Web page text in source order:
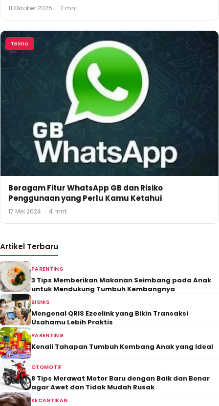
11 Oktober 2025 · 2 mnt
Tekno
Beragam Fitur WhatsApp GB dan Risiko
Penggunaan yang Perlu Kamu Ketahui
17 Mei 2024 · 4 mnt
Artikel Terbaru
PARENTING
3 Tips Memberikan Makanan Seimbang pada Anak
untuk Mendukung Tumbuh Kembangnya
BISNIS
Mengenal QRIS Ezeelink yang Bikin Transaksi
Usahamu Lebih Praktis
PARENTING
Kenali Tahapan Tumbuh Kembang Anak yang Ideal
OTOMOTIF
8 Tips Merawat Motor Baru dengan Baik dan Benar
agar Awet dan Tidak Mudah Rusak
KECANTIKAN